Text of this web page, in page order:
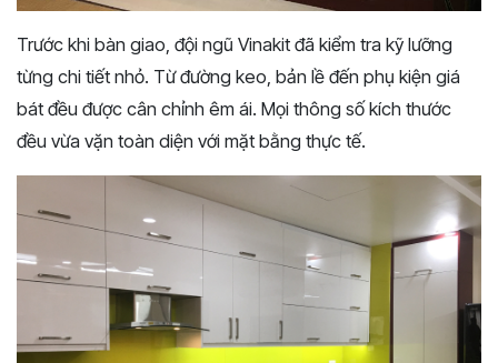
Trước khi bàn giao, đội ngũ Vinakit đã kiểm tra kỹ lưỡng
từng chi tiết nhỏ. Từ đường keo, bản lề đến phụ kiện giá
bát đều được cân chỉnh êm ái. Mọi thông số kích thước
đều vừa vặn toàn diện với mặt bằng thực tế.